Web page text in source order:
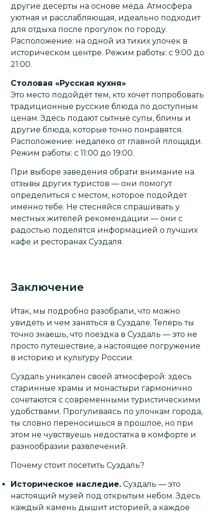
другие десерты на основе мёда. Атмосфера
уютная и расслабляющая, идеально подходит
для отдыха после прогулок по городу.
Расположение: на одной из тихих улочек в
историческом центре. Режим работы: с 9:00 до
21:00.
Столовая «Русская кухня»
Это место подойдёт тем, кто хочет попробовать
традиционные русские блюда по доступным
ценам. Здесь подают сытные супы, блины и
другие блюда, которые точно понравятся.
Расположение: недалеко от главной площади.
Режим работы: с 11:00 до 19:00.
При выборе заведения обрати внимание на
отзывы других туристов — они помогут
определиться с местом, которое подойдёт
именно тебе. Не стесняйся спрашивать у
местных жителей рекомендации — они с
радостью поделятся информацией о лучших
кафе и ресторанах Суздаля.
Заключение
Итак, мы подробно разобрали, что можно
увидеть и чем заняться в Суздале. Теперь ты
точно знаешь, что поездка в Суздаль — это не
просто путешествие, а настоящее погружение
в историю и культуру России.
Суздаль уникален своей атмосферой: здесь
старинные храмы и монастыри гармонично
сочетаются с современными туристическими
удобствами. Прогуливаясь по улочкам города,
ты словно переносишься в прошлое, но при
этом не чувствуешь недостатка в комфорте и
разнообразии развлечений.
Почему стоит посетить Суздаль?
Историческое наследие. Суздаль — это
настоящий музей под открытым небом. Здесь
каждый камень дышит историей, а каждое